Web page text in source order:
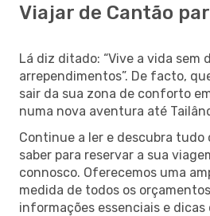
Viajar de Cantão
Lá diz ditado: “Vive a vida sem
arrependimentos”. De facto,
sair da sua zona de conforto
numa nova aventura até
Continue a ler e descubra tudo
saber para reservar a sua
connosco. Oferecemos uma
medida de todos os
informações essenciais e dicas